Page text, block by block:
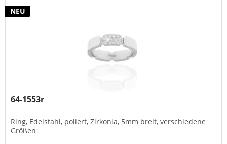
NEU
64-1553r
Ring, Edelstahl, poliert, Zirkonia, 5mm breit, verschiedene
Größen